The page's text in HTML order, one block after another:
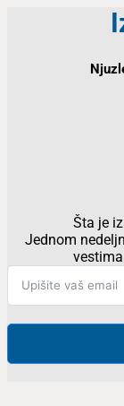
Šta je
Jednom